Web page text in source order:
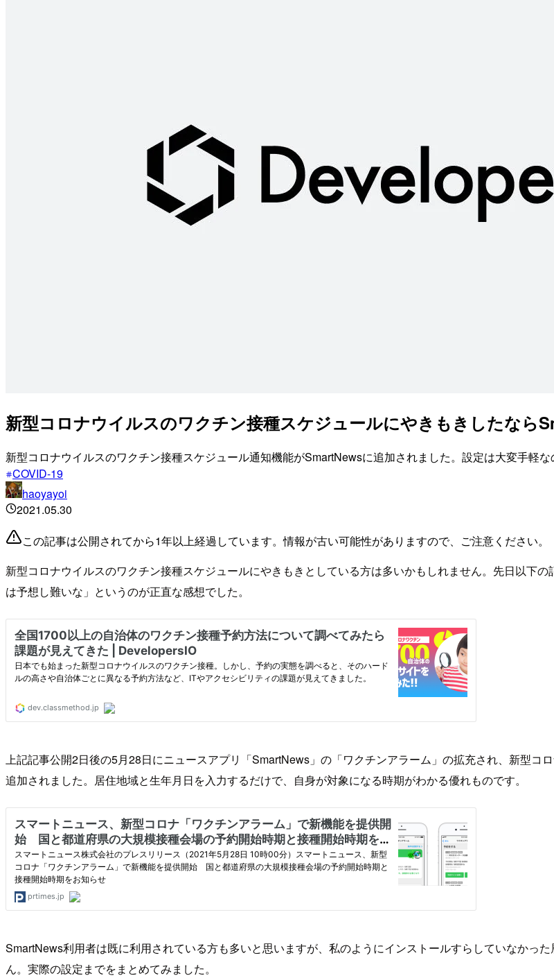
新型コロナウイルスのワクチン接種スケジュールにやきもきしたなら
新型コロナウイルスのワクチン接種スケジュール通知機能がSmartNewsに追加されました。設定は大変手軽
COVID-19
haoyayoi
2021.05.30
この記事は公開されてから1年以上経過しています。情報が古い可能性がありますので、ご注意ください。
新型コロナウイルスのワクチン接種スケジュールにやきもきとしている方は多いかもしれません。先日以下
は予想し難いな」というのが正直な感想でした。
上記記事公開2日後の5月28日にニュースアプリ「SmartNews」の「ワクチンアラーム」の拡充され、新型コ
追加されました。居住地域と生年月日を入力するだけで、自身が対象になる時期がわかる優れものです。
SmartNews利用者は既に利用されている方も多いと思いますが、私のようにインストールすらしていなかっ
ん。実際の設定までをまとめてみました。